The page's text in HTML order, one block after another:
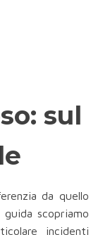
sul
da quello
scopriamo
incidenti